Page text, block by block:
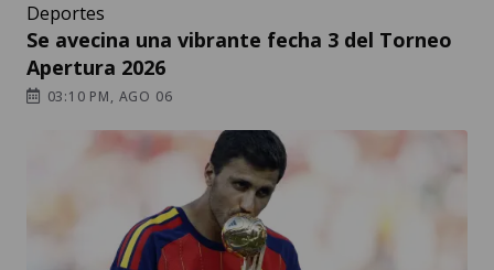
Deportes
Se avecina una vibrante fecha 3 del Torneo
Apertura 2026
03:10 PM, AGO 06